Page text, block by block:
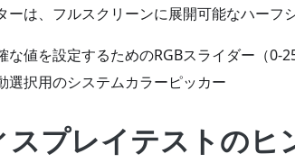
ーは、フルスクリーンに展開可能なハーフ
な値を設定するためのRGBスライダー（0-
選択用のシステムカラーピッカー
スプレイテストのヒ